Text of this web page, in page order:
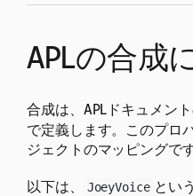
APLの合成
合成は、APLドキュメン
で定義します。このプロ
ジェクトのマッピングです
以下は、 JoeyVoice とい